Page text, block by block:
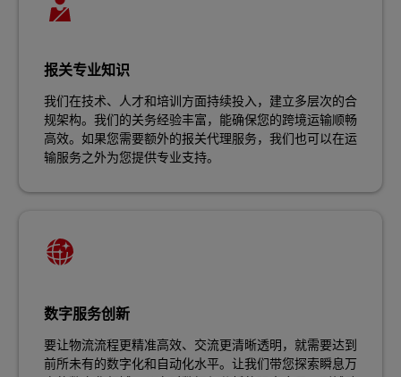
报关专业知识
我们在技术、人才和培训方面持续投入，建立多层次的合
规架构。我们的关务经验丰富，能确保您的跨境运输顺畅
高效。如果您需要额外的报关代理服务，我们也可以在运
输服务之外为您提供专业支持。
数字服务创新
要让物流流程更精准高效、交流更清晰透明，就需要达到
前所未有的数字化和自动化水平。让我们带您探索瞬息万